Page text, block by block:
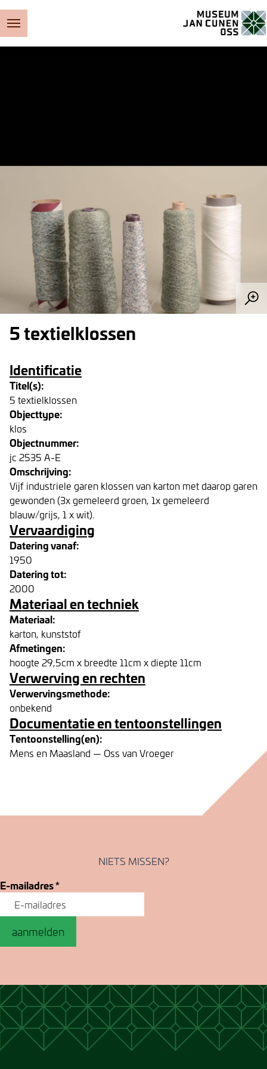
5 textielklossen
Identificatie
Titel(s):
5 textielklossen
Objecttype:
klos
Objectnummer:
jc 2535 A-E
Omschrijving:
Vijf industriele garen klossen van karton met daarop garen
gewonden (3x gemeleerd groen, 1x gemeleerd
blauw/grijs, 1 x wit).
Vervaardiging
Datering vanaf:
1950
Datering tot:
2000
Materiaal en techniek
Materiaal:
karton, kunststof
Afmetingen:
hoogte 29,5cm x breedte 11cm x diepte 11cm
Verwerving en rechten
Verwervingsmethode:
onbekend
Documentatie en tentoonstellingen
Tentoonstelling(en):
Mens en Maasland — Oss van Vroeger
NIETS MISSEN?
E-mailadres*
aanmelden